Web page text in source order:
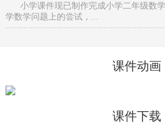
小学课件现已制作完成小学二年级数
学数学问题上的尝试，...
课件动画
课件下载